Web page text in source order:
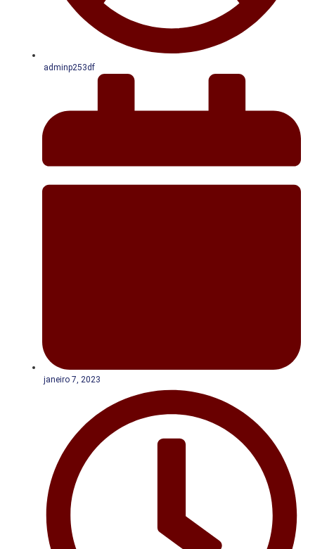
adminp253df
janeiro 7, 2023